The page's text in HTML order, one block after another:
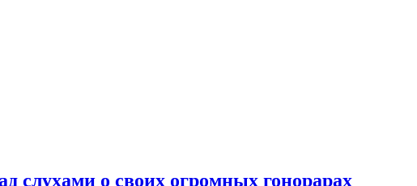
слухами о своих огромных гонорарах